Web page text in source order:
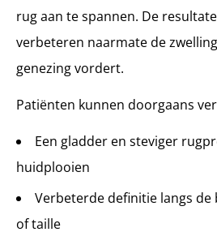
rug aan te spannen. De
verbeteren naarmate de
genezing vordert.
Patiënten kunnen doorgaans
Een gladder en steviger
huidplooien
Verbeterde definitie langs
of taille